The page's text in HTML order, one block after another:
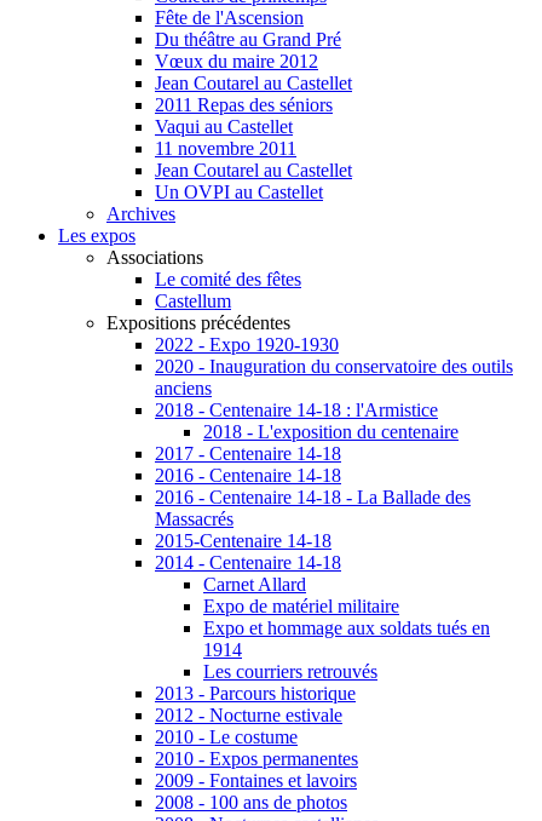
Fête de l'Ascension
Du théâtre au Grand Pré
Vœux du maire 2012
Jean Coutarel au Castellet
2011 Repas des séniors
Vaqui au Castellet
11 novembre 2011
Jean Coutarel au Castellet
Un OVPI au Castellet
Archives
Les expos
Associations
Le comité des fêtes
Castellum
Expositions précédentes
2022 - Expo 1920-1930
2020 - Inauguration du conservatoire des outils
anciens
2018 - Centenaire 14-18 : l'Armistice
2018 - L'exposition du centenaire
2017 - Centenaire 14-18
2016 - Centenaire 14-18
2016 - Centenaire 14-18 - La Ballade des
Massacrés
2015-Centenaire 14-18
2014 - Centenaire 14-18
Carnet Allard
Expo de matériel militaire
Expo et hommage aux soldats tués en
1914
Les courriers retrouvés
2013 - Parcours historique
2012 - Nocturne estivale
2010 - Le costume
2010 - Expos permanentes
2009 - Fontaines et lavoirs
2008 - 100 ans de photos